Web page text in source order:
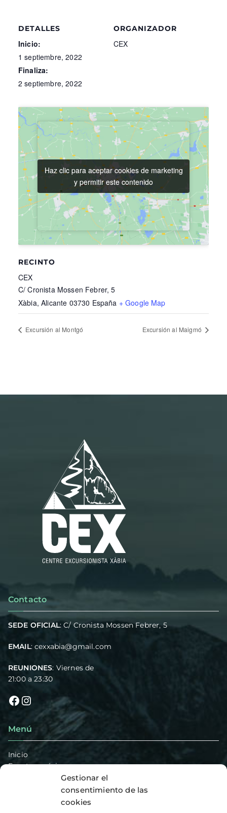
Gestionar el
consentimiento de las
cookies
DETALLES
Inicio:
1 septiembre, 2022
Finaliza:
2 septiembre, 2022
ORGANIZADOR
CEX
RECINTO
CEX
C/ Cronista Mossen Febrer, 5
Xàbia, Alicante 03730 España + Google Map
Haz clic para aceptar cookies de marketing
y permitir este contenido
Haz clic para aceptar cookies de marketing
y permitir este contenido
Excursión al Montgó Excursión al Maigmó
Contacto
SEDE OFICIAL: C/ Cronista Mossen Febrer, 5
EMAIL:cexxabia@gmail.com
REUNIONES: Viernes de
21:00 a 23:30
Menú
Inicio
Eventos próximos
Presentación e historia
Ambolo – Vias de escalada